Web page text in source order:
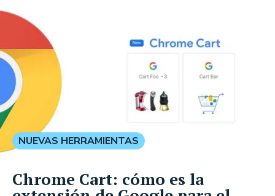
NUEVAS HERRAMIENTAS
Chrome Cart: cómo es la